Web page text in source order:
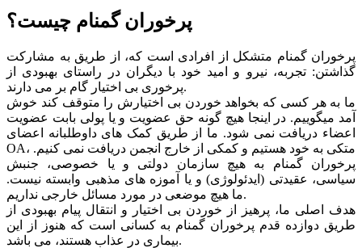
پرخوران گمنام چیست؟
پرخوران گمنام متشکل از افرادی است که، از طریق به مشارکت
گذاشتن: تجربه، نیرو و امید خود با دیگران در راستای بهبودی از
پرخوری بی اختیار گام بر می دارند.
ما به هر کسی که بخواهد خوردن بی اختیارش را متوقف کند خوش
آمد میگوییم. در اینجا هیچ گونه حق عضویت و یا پولی بابت عضویت
اعضاء دریافت نمی شود. ما از طریق کمک های داوطلبانه اعضای
OA، متکی به خود هستیم و کمکی از خارج انجمن دریافت نمی کنیم.
پرخوران گمنام به هیچ سازمان دولتی و یا خصوصی، جنبش
سیاسی، عقیدتی (ایدئولوژی) و یا آموزه های مذهبی وابسته نیست.
ما هیچ موضعی در مورد مسائل خارجی نداریم.
هدف اصلی ما، پرهیز از خوردن بی اختیار و انتقال پیام بهبودی از
طریق دوازده قدم پرخوران گمنام به کسانی است که هنوز از این
بیماری در عذاب هستند، می باشد.